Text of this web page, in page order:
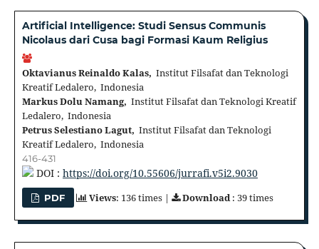
Artificial Intelligence: Studi Sensus Communis
Nicolaus dari Cusa bagi Formasi Kaum Religius
Oktavianus Reinaldo Kalas, Institut Filsafat dan Teknologi
Kreatif Ledalero, Indonesia
Markus Dolu Namang, Institut Filsafat dan Teknologi Kreatif
Ledalero, Indonesia
Petrus Selestiano Lagut, Institut Filsafat dan Teknologi
Kreatif Ledalero, Indonesia
416-431
DOI : https://doi.org/10.55606/jurrafi.v5i2.9030
PDF Views: 136 times | Download: 39 times